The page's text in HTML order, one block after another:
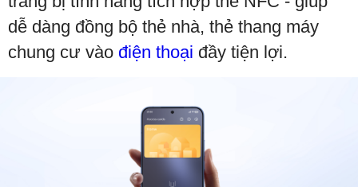
dễ dàng đồng bộ thẻ nhà, thẻ thang máy
chung cư vào điện thoại đầy tiện lợi.